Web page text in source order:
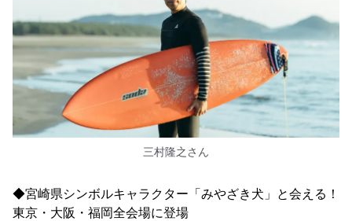
三村隆之さん
◆宮崎県シンボルキャラクター「みやざき犬」と会える！
東京・大阪・福岡全会場に登場